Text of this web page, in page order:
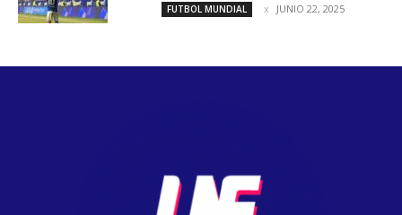
FUTBOL MUNDIAL JUNIO 22, 2025